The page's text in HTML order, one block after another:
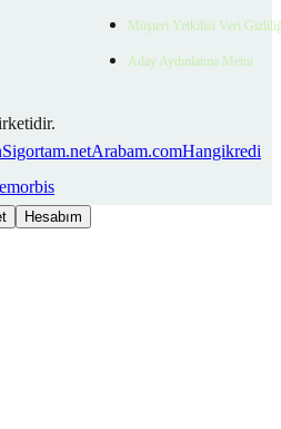
Müşteri Yetkilisi Veri
Aday Aydınlatma Metni
Sigortam.netArabam.comHangikredi
Hesabım